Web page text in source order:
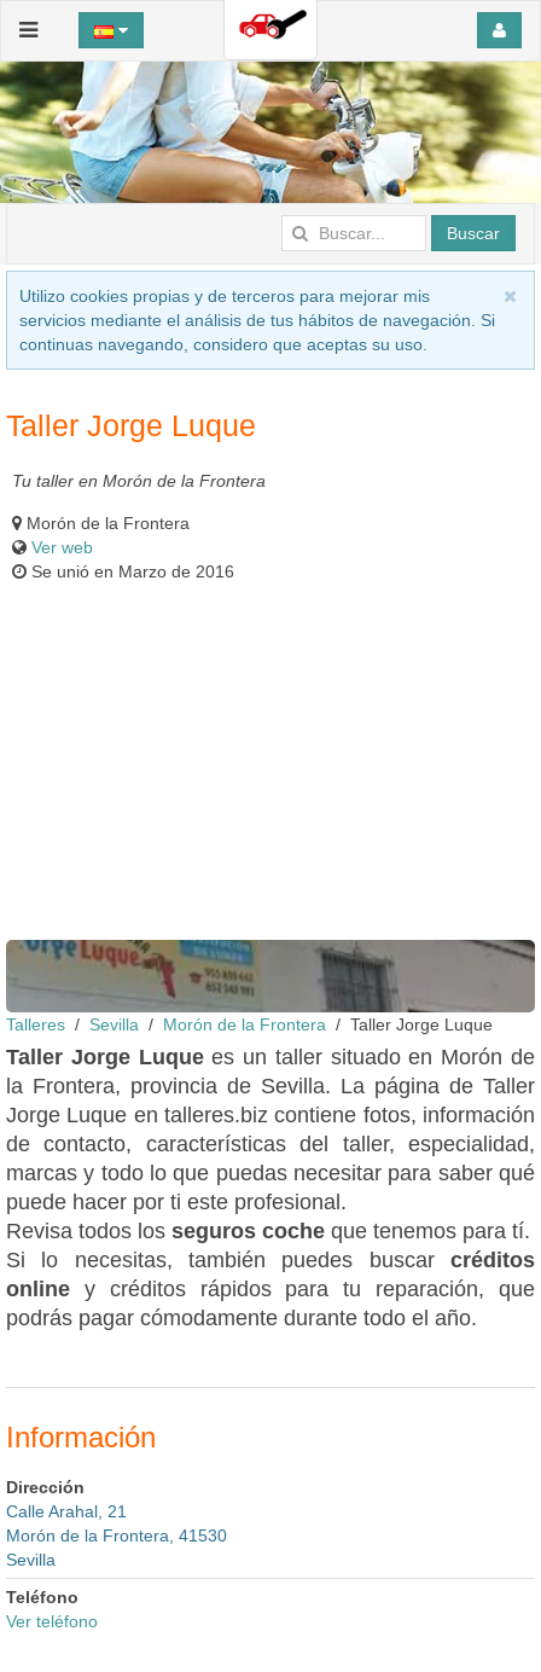
Buscar
Utilizo cookies propias y de terceros para mejorar mis
servicios mediante el análisis de tus hábitos de navegación. Si
continuas navegando, considero que aceptas su uso.
Taller Jorge Luque
Tu taller en Morón de la Frontera
Morón de la Frontera
Ver web
Se unió en Marzo de 2016
Fachada
Talleres Sevilla Morón de la Frontera Taller Jorge Luque
Taller Jorge Luquees un taller situado en Morón de
la Frontera, provincia de Sevilla. La página de Taller
Jorge Luque en talleres.biz contiene fotos, información
de contacto, características del taller, especialidad,
marcas y todo lo que puedas necesitar para saber qué
puede hacer por ti este profesional.
Revisa todos los seguros coche que tenemos para tí.
Si lo necesitas, también puedes buscar créditos
online y créditos rápidos para tu reparación, que
podrás pagar cómodamente durante todo el año.
Información
Dirección
Calle Arahal, 21
Morón de la Frontera, 41530
Sevilla
Teléfono
Ver teléfono